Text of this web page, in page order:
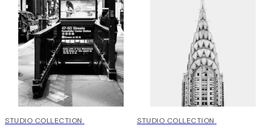
50%*
STUDIO COLLECTION 50%*
STUDIO COLLECTION